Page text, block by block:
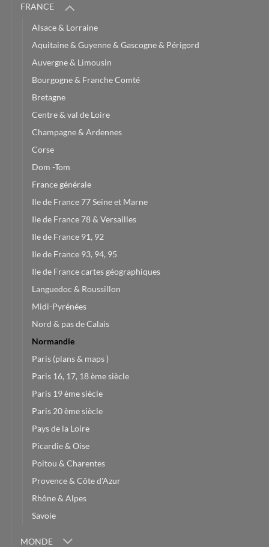
FRANCE
Alsace & Lorraine
Aquitaine & Guyenne & Gascogne & Périgord
Auvergne & Limousin
Bourgogne & Franche Comté
Bretagne
Centre & val de Loire
Champagne & Ardennes
Corse
Dom -Tom
France générale
Ile de France 77 Seine et Marne
Ile de France 78 & Versailles
Ile de France 91, 92
Ile de France 93, 94, 95
Ile de France cartes géographiques
Languedoc & Roussillon
Midi-Pyrénées
Nord & pas de Calais
Normandie
Paris (plans & maps )
Paris 16, 17, 18 ème siècle
Paris 19 ème siècle
Paris 20 ème siècle
Pays de la Loire
Picardie & Oise
Poitou & Charentes
Provence & Côte d'Azur
Rhône & Alpes
Savoie
MONDE